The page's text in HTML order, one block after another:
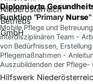
Diplomierte
Funktion "PrimaryNurse
Mobile Pflege und
interdisziplinären Team -
von Bedürfnissen,
Pflegemaßnahmen -
Auszubildenden der Pflege-
Hilfswerk